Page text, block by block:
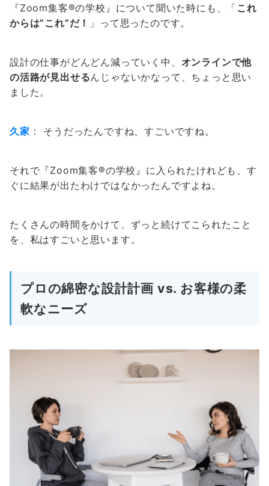
『Zoom集客®の学校』について聞いた時にも、「 これ
からは”これ”だ！
」って思ったのです。
設計の仕事がどんどん減っていく中、 オンラインで他
の活路が見出せるんじゃないかなって、ちょっと思い
ました。
久家 ： そうだったんですね、すごいですね。
それで『Zoom集客®の学校』に入られたけれども、す
ぐに結果が出たわけではなかったんですよね。
たくさんの時間をかけて、ずっと続けてこられたこと
を、私はすごいと思います。
プロの綿密な設計計画 vs. お客様の柔
軟なニーズ